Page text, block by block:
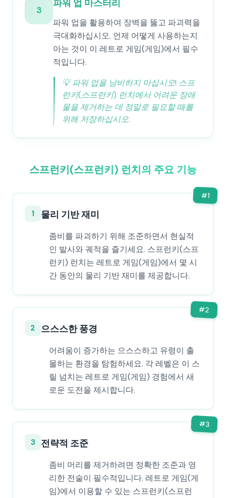
3
파워 업 마스터리
파워 업을 활용하여 장벽을 뚫고 파괴력을
극대화하십시오. 언제 어떻게 사용하는지
아는 것이 이 레트로 게임(게임)에서 필수
적입니다.
💡파워 업을 낭비하지 마십시오! 스프
런키(스프런키) 런치에서 어려운 장애
물을 제거하는 데 정말로 필요할 때를
위해 저장하십시오.
스프런키(스프런키) 런치의 주요 기능
#1
1 물리 기반 재미
좀비를 파괴하기 위해 조준하면서 현실적
인 발사와 궤적을 즐기세요. 스프런키(스프
런키) 런치는 레트로 게임(게임)에서 몇 시
간 동안의 물리 기반 재미를 제공합니다.
#2
2 으스스한 풍경
어려움이 증가하는 으스스하고 유령이 출
몰하는 환경을 탐험하세요. 각 레벨은 이 스
릴 넘치는 레트로 게임(게임) 경험에서 새
로운 도전을 제시합니다.
#3
3 전략적 조준
좀비 머리를 제거하려면 정확한 조준과 영
리한 전술이 필수적입니다. 레트로 게임(게
임)에서 이용할 수 있는 스프런키(스프런